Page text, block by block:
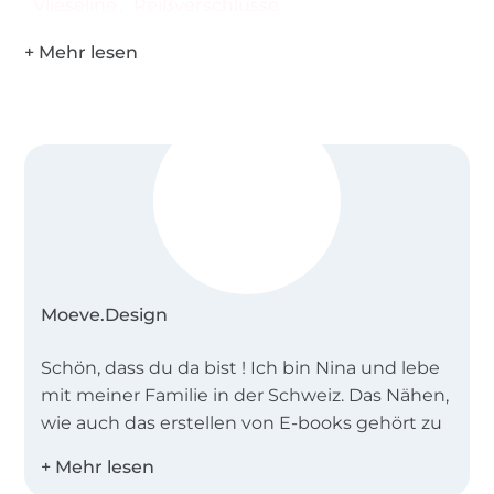
Moeve.Design
Schön, dass du da bist ! Ich bin Nina und lebe
mit meiner Familie in der Schweiz. Das Nähen,
wie auch das erstellen von E-books gehört zu
Schnittmuster für Damen und Kinder mit